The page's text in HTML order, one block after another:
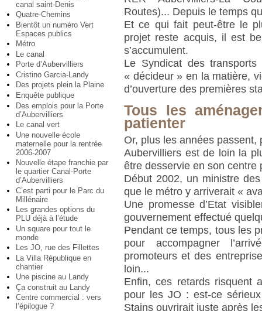
canal saint-Denis
Quatre-Chemins
Bientôt un numéro Vert
Espaces publics
Métro
Le canal
Porte d’Aubervilliers
Cristino Garcia-Landy
Des projets plein la Plaine
Enquête publique
Des emplois pour la Porte
d’Aubervilliers
Le canal vert
Une nouvelle école
maternelle pour la rentrée
2006-2007
Nouvelle étape franchie par
le quartier Canal-Porte
d’Aubervilliers
C’est parti pour le Parc du
Millénaire
Les grandes options du
PLU déjà à l’étude
Un square pour tout le
monde
Les JO, rue des Fillettes
La Villa République en
chantier
Une piscine au Landy
Ça construit au Landy
Centre commercial : vers
l’épilogue ?
Routes)... Depuis le temps
Et ce qui fait peut-être le
projet reste acquis, il est
s’accumulent.
Le Syndicat des transports
« décideur » en la matière,
d’ouverture des premières
Tous les
patienter
Or, plus les années
Aubervilliers est de loin la
être desservie en son centre
Début 2002, un ministre
que le métro y arriverait «
Une promesse d’Etat
gouvernement effectué
Pendant ce temps, tous les
pour accompagner
promoteurs et des
loin...
Enfin, ces retards risquent
pour les JO : est-ce
Stains ouvrirait juste après